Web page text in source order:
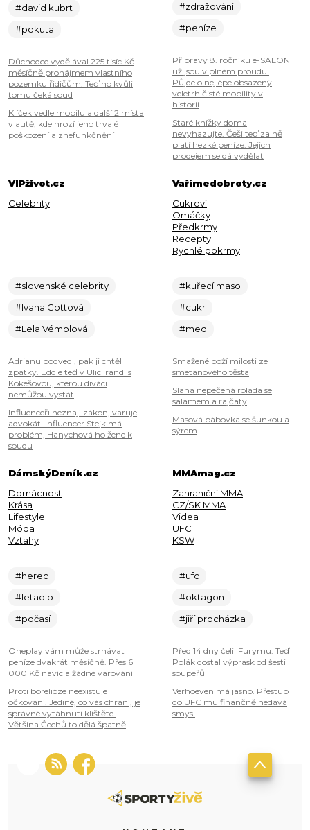
#david kubrt
#pokuta
Důchodce vydělával 225 tisíc Kč
měsíčně pronájmem vlastního
pozemku řidičům. Teď ho kvůli
tomu čeká soud
Klíček vedle mobilu a další 2 místa
v autě, kde hrozí jeho trvalé
poškození a znefunkčnění
#zdražování
#peníze
Přípravy 8. ročníku e-SALON
už jsou v plném proudu.
Půjde o nejlépe obsazený
veletrh čisté mobility v
historii
Staré knížky doma
nevyhazujte. Češi teď za ně
platí hezké peníze. Jejich
prodejem se dá vydělat
VIPživot.cz
Celebrity
#slovenské celebrity
#Ivana Gottová
#Lela Vémolová
Adrianu podvedl, pak ji chtěl
zpátky. Eddie teď v Ulici randí s
Kokešovou, kterou diváci
nemůžou vystát
Influenceři neznají zákon, varuje
advokát. Influencer Stejk má
problém, Hanychová ho žene k
soudu
Vařímedobroty.cz
Cukroví
Omáčky
Předkrmy
Recepty
Rychlé pokrmy
#kuřecí maso
#cukr
#med
Smažené boží milosti ze
smetanového těsta
Slaná nepečená roláda se
salámem a rajčaty
Masová bábovka se šunkou a
sýrem
DámskýDeník.cz
Domácnost
Krása
Lifestyle
Móda
Vztahy
#herec
#letadlo
#počasí
Oneplay vám může strhávat
peníze dvakrát měsíčně. Přes 6
000 Kč navíc a žádné varování
Proti borelióze neexistuje
očkování. Jediné, co vás chrání, je
správné vytáhnutí klíštěte.
Většina Čechů to dělá špatně
MMAmag.cz
Zahraniční MMA
CZ/SK MMA
Videa
UFC
KSW
#ufc
#oktagon
#jiří procházka
Před 14 dny čelil Furymu. Teď
Polák dostal výprask od šesti
soupeřů
Verhoeven má jasno. Přestup
do UFC mu finančně nedává
smysl